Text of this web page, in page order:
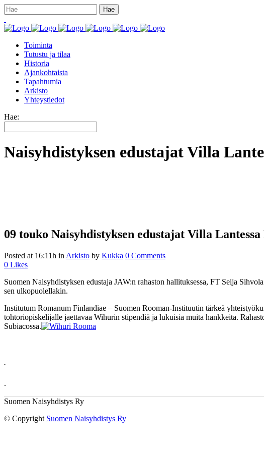
Toiminta
Tutustu ja tilaa
Historia
Ajankohtaista
Tapahtumia
Arkisto
Yhteystiedot
Hae:
Naisyhdistyksen edustajat Villa
09 touko Naisyhdistyksen edustajat Villa Lantessa
Posted at 16:11h in Arkisto by Kukka 0 Comments
0 Likes
Suomen Naisyhdistyksen edustaja JAW:n rahaston hallituksessa, FT Seija
sen ulkopuolellakin.
Institutum Romanum Finlandiae – Suomen Rooman-Instituutin tärkeä
tohtoriopiskelijalle jaettavaa Wihurin stipendiä ja lukuisia muita hankkeita.
Subiacossa.
.
.
Suomen Naisyhdistys Ry
© Copyright Suomen Naisyhdistys Ry